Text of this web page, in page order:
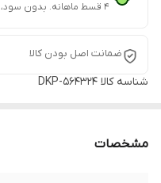
۴ قسط ماهانه. بدون سود، چک و ضامن.
ضمانت اصل بودن کالا
شناسه کالا DKP-564324
مشخصات